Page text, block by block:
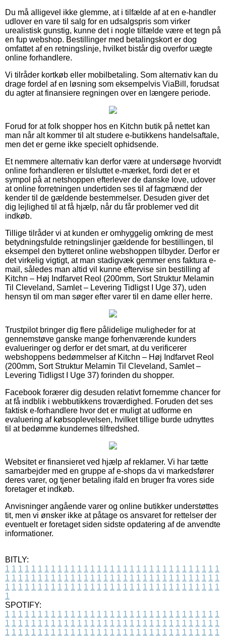
Du må alligevel ikke glemme, at i tilfælde af at en e-handler
udlover en vare til salg for en udsalgspris som virker
urealistisk gunstig, kunne det i nogle tilfælde være et tegn på
en fup webshop. Bestillinger med betalingskort er dog
omfattet af en retningslinje, hvilket bistår dig overfor uægte
online forhandlere.
Vi tilråder kortkøb eller mobilbetaling. Som alternativ kan du
drage fordel af en løsning som eksempelvis ViaBill, forudsat
du agter at finansiere regningen over en længere periode.
Forud for at folk shopper hos en Kitchn butik på nettet kan
man når alt kommer til alt studere e-butikkens handelsaftale,
men det er gerne ikke specielt ophidsende.
Et nemmere alternativ kan derfor være at undersøge hvorvidt
online forhandleren er tilsluttet e-mærket, fordi det er et
sympol på at netshoppen efterlever de danske love, udover
at online forretningen undertiden ses til af fagmænd der
kender til de gældende bestemmelser. Desuden giver det
dig lejlighed til at få hjælp, når du får problemer ved dit
indkøb.
Tillige tilråder vi at kunden er omhyggelig omkring de mest
betydningsfulde retningslinjer gældende for bestillingen, til
eksempel den bytteret online webshoppen tilbyder. Derfor er
det virkelig vigtigt, at man stadigvæk gemmer ens faktura e-
mail, således man altid vil kunne eftervise sin bestilling af
Kitchn – Høj Indfarvet Reol (200mm, Sort Struktur Melamin
Til Cleveland, Samlet – Levering Tidligst I Uge 37), uden
hensyn til om man søger efter varer til en dame eller herre.
Trustpilot bringer dig flere pålidelige muligheder for at
gennemstøve ganske mange forhenværende kunders
evalueringer og derfor er det smart, at du verificerer
webshoppens bedømmelser af Kitchn – Høj Indfarvet Reol
(200mm, Sort Struktur Melamin Til Cleveland, Samlet –
Levering Tidligst I Uge 37) forinden du shopper.
Facebook forærer dig desuden relativt fornemme chancer for
at få indblik i webbutikkens troværdighed. Foruden det ses
faktisk e-forhandlere hvor det er muligt at udforme en
evaluering af købsoplevelsen, hvilket tillige burde udnyttes
til at bedømme kundernes tilfredshed.
Websitet er finansieret ved hjælp af reklamer. Vi har tætte
samarbejder med en gruppe af e-shops da vi markedsfører
deres varer, og tjener betaling ifald en bruger fra vores side
foretager et indkøb.
Anvisninger angående varer og online butikker understøttes
tit, men vi ønsker ikke at påtage os ansvaret for rettelser der
eventuelt er foretaget siden sidste opdatering af de anvendte
informationer.
BITLY:
1 1 1 1 1 1 1 1 1 1 1 1 1 1 1 1 1 1 1 1 1 1 1 1 1 1 1 1 1 1 1 1 1
1 1 1 1 1 1 1 1 1 1 1 1 1 1 1 1 1 1 1 1 1 1 1 1 1 1 1 1 1 1 1 1 1
1 1 1 1 1 1 1 1 1 1 1 1 1 1 1 1 1 1 1 1 1 1 1 1 1 1 1 1 1 1 1 1 1
1
SPOTIFY:
1 1 1 1 1 1 1 1 1 1 1 1 1 1 1 1 1 1 1 1 1 1 1 1 1 1 1 1 1 1 1 1 1
1 1 1 1 1 1 1 1 1 1 1 1 1 1 1 1 1 1 1 1 1 1 1 1 1 1 1 1 1 1 1 1 1
1 1 1 1 1 1 1 1 1 1 1 1 1 1 1 1 1 1 1 1 1 1 1 1 1 1 1 1 1 1 1 1 1